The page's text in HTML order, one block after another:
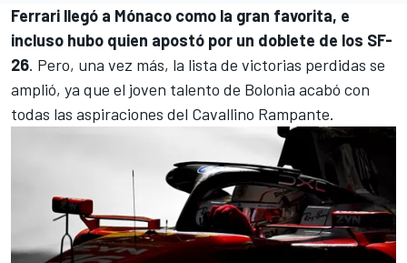
Ferrari llegó a Mónaco como la gran favorita, e
incluso hubo quien apostó por un doblete de los SF-
26. Pero, una vez más, la lista de victorias perdidas se
amplió, ya que el joven talento de Bolonia acabó con
todas las aspiraciones del Cavallino Rampante.